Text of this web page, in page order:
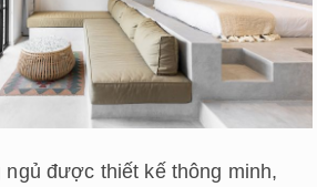
ngủ được thiết kế thông minh,